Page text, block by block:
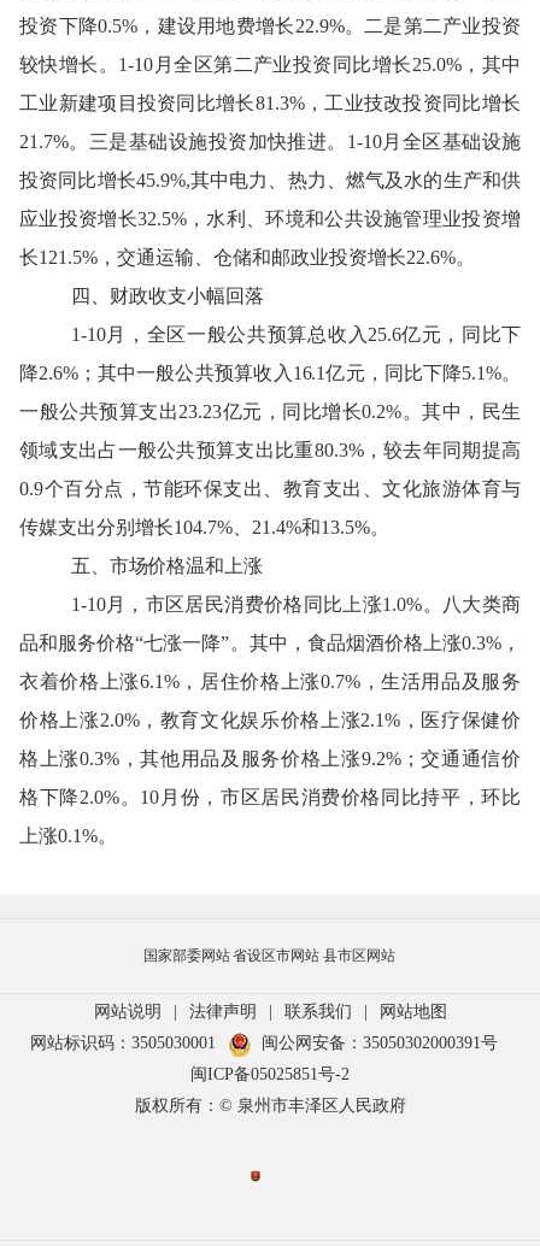
投资下降0.5%，建设用地费增长22.9%。二是第二产业投资
较快增长。1-10 月全区第二产业投资同比增长25.0%，其中
工业新建项目 投资同比增长81.3%， 工业技改投资同比增长
21.7%。 三是基础设施投资加快推进。 1-10月全区基础设施
投资同比增长45.9%,其中电力、热力、燃气及水的生产和供
应业投资增长32.5%，水利、环境和公共设施管理业投资增
长121.5%，交通运输、仓储和邮政业投资增长22.6%。
四 、财政收支小幅回落
1-10月 ，全区一般公共预算总收入 25.6亿元，同比下
降2.6%； 其中一般公共预算收入 16.1亿元，同比下降5.1%。
一般公共预算支出23.23亿元，同比增长0.2%。 其中 ，民生
领域支出占一般公共预算支出比重80.3%，较去年同期提高
0.9个百分点， 节能环保支出 教育支出
、文化旅游体育与
传媒支出分别 增长104.7%、 21.4%和13.5%。
五
市场价格温和上涨
1-10月 ，市区居民消费价格同比上涨1 .0%。八大类商
品和服务价格“七涨一降”。其中，食品烟酒价格上涨0.3%，
衣着价格上涨6.1%，居住价格上涨0.7%，生活用品及服务
价格上涨2.0%，教育文化娱乐价格上涨2.1%，医疗保健价
格上涨0.3%，其他用品及服务价格上涨9.2%；交通通信价
格下降2.0%。 10月 份，市区居民消费价格同比持平 ，环比
上涨0.1%。
国家部委网站省设区市网站 县市区网站
网站说明 | 法律声明 | 联系我们 |
网站地图
网站标识码：3505030001
闽公网安备：35050302000391号
闽ICP备05025851号-2
版权所有：© 泉州市丰泽区人民政府